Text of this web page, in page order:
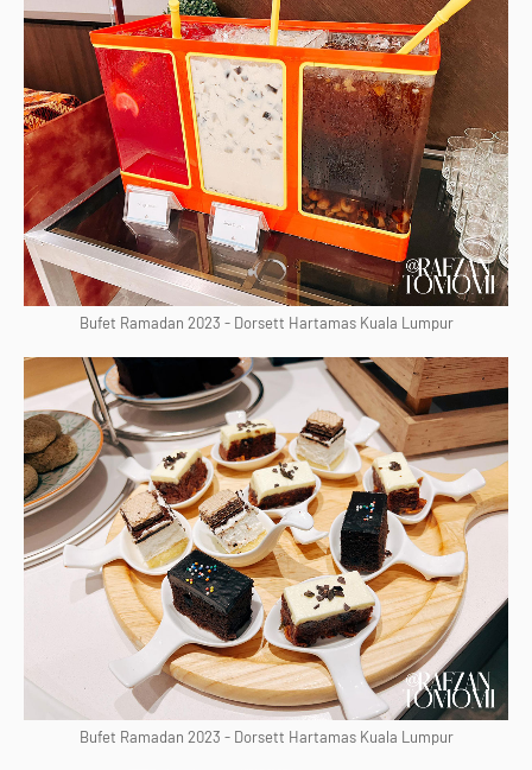
Bufet Ramadan 2023 - Dorsett Hartamas Kuala Lumpur
Bufet Ramadan 2023 - Dorsett Hartamas Kuala Lumpur